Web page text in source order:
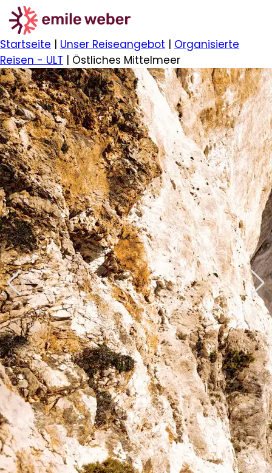
Startseite | Unser Reiseangebot | Organisierte
Reisen - ULT | Östliches Mittelmeer